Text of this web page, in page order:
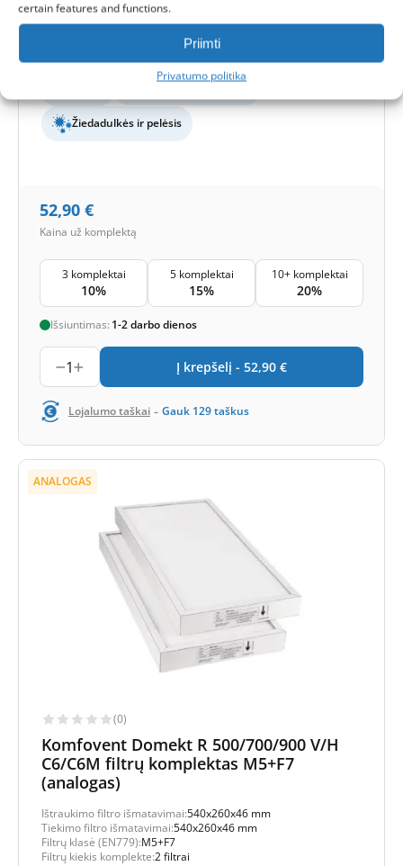
certain features and functions.
Priimti
Privatumo politika
Filtrų klasė (EN779):M5+F7
Filtrų kiekis komplekte:2 filtrai
Apsaugos lygis
Žiedadulkės ir pelėsis
52,90 €
Kaina už komplektą
3 komplektai
10%
5 komplektai
15%
10+ komplektai
20%
Išsiuntimas: 1-2 darbo dienos
1 Į krepšelį - 52,90 €
Lojalumo taškai - Gauk 129taškus
ANALOGAS
(0)
Komfovent Domekt R 500/700/900 V/H
C6/C6M filtrų komplektas M5+F7
(analogas)
Ištraukimo filtro išmatavimai:540x260x46 mm
Tiekimo filtro išmatavimai:540x260x46 mm
Filtrų klasė (EN779):M5+F7
Filtrų kiekis komplekte:2 filtrai